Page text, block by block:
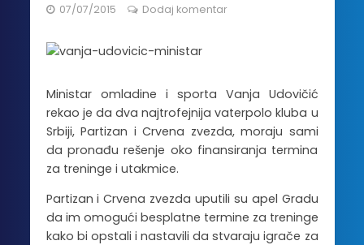
07/07/2015 Dodaj komentar
Ministar omladine i sporta Vanja Udovičić
rekao je da dva najtrofejnija vaterpolo kluba u
Srbiji, Partizan i Crvena zvezda, moraju sami
da pronađu rešenje oko finansiranja termina
za treninge i utakmice.
Partizan i Crvena zvezda uputili su apel Gradu
da im omogući besplatne termine za treninge
kako bi opstali i nastavili da stvaraju igrače za